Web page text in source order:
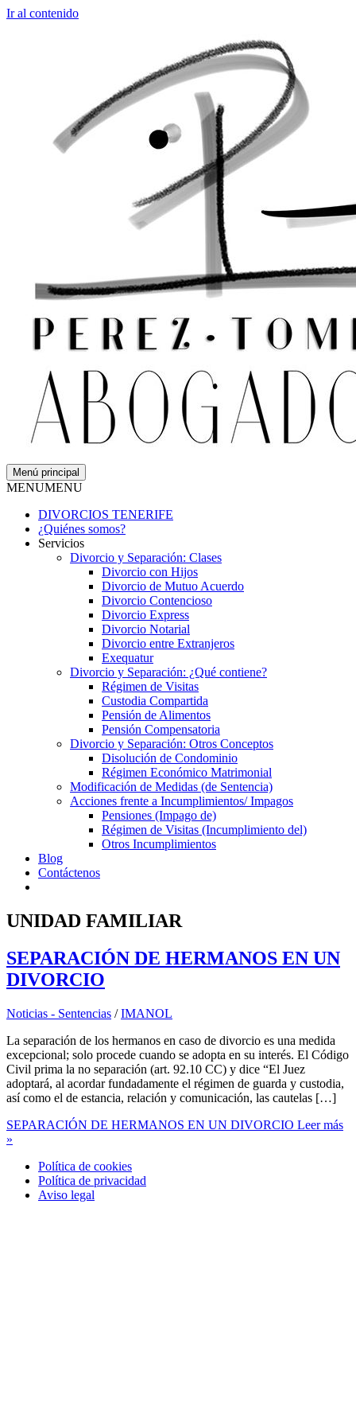
Ir al contenido
Menú principal
MENUMENU
DIVORCIOS TENERIFE
¿Quiénes somos?
Servicios
Divorcio y Separación: Clases
Divorcio con Hijos
Divorcio de Mutuo Acuerdo
Divorcio Contencioso
Divorcio Express
Divorcio Notarial
Divorcio entre Extranjeros
Exequatur
Divorcio y Separación: ¿Qué contiene?
Régimen de Visitas
Custodia Compartida
Pensión de Alimentos
Pensión Compensatoria
Divorcio y Separación: Otros Conceptos
Disolución de Condominio
Régimen Económico Matrimonial
Modificación de Medidas (de Sentencia)
Acciones frente a Incumplimientos/ Impagos
Pensiones (Impago de)
Régimen de Visitas (Incumplimiento del)
Otros Incumplimientos
Blog
Contáctenos
UNIDAD FAMILIAR
SEPARACIÓN DE HERMANOS EN UN
DIVORCIO
Noticias - Sentencias /IMANOL
La separación de los hermanos en caso de divorcio es una medida
excepcional; solo procede cuando se adopta en su interés. El Código
Civil prima la no separación (art. 92.10 CC) y dice “El Juez
adoptará, al acordar fundadamente el régimen de guarda y custodia,
así como el de estancia, relación y comunicación, las cautelas […]
SEPARACIÓN DE HERMANOS EN UN DIVORCIO Leer más
»
Política de cookies
Política de privacidad
Aviso legal